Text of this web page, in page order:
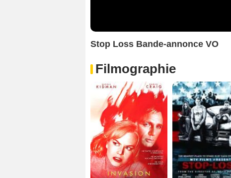
Stop Loss Bande-annonce VO
Filmographie